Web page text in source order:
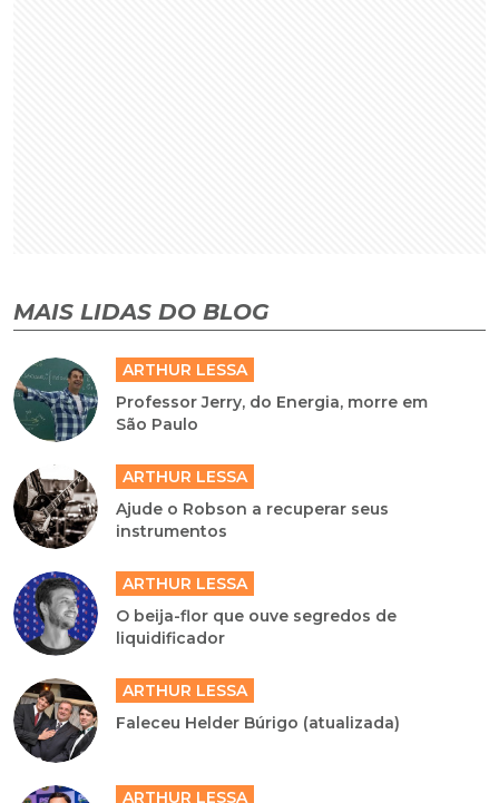
MAIS LIDAS DO BLOG
ARTHUR LESSA
Professor Jerry, do Energia, morre em
São Paulo
ARTHUR LESSA
Ajude o Robson a recuperar seus
instrumentos
ARTHUR LESSA
O beija-flor que ouve segredos de
liquidificador
ARTHUR LESSA
Faleceu Helder Búrigo (atualizada)
ARTHUR LESSA